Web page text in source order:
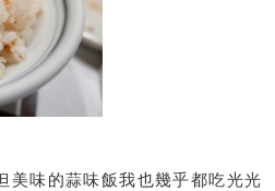
美味的蒜味飯我也幾乎都吃光光